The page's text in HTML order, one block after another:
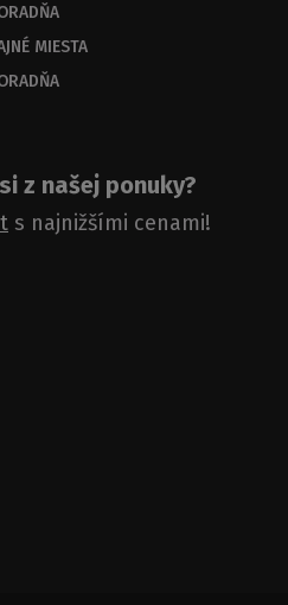
MIESTA
z našej ponuky?
s najnižšími cenami!